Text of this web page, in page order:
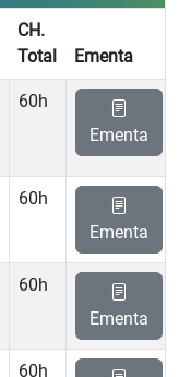
CH.
Total
Ementa
60h
Ementa
60h
Ementa
60h
Ementa
60h